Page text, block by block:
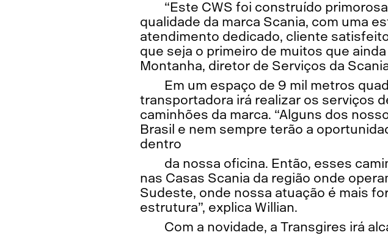
“Este CWS foi construído
qualidade da marca Scania, com uma
atendimento dedicado, cliente
que seja o primeiro de muitos que
Montanha, diretor de Serviços da
Em um espaço de 9 mil metros
transportadora irá realizar os serviços
caminhões da marca. “Alguns dos
Brasil e nem sempre terão a
dentro
da nossa oficina. Então, esses
nas Casas Scania da região onde
Sudeste, onde nossa atuação é mais
estrutura”, explica Willian.
Com a novidade, a Transgires irá